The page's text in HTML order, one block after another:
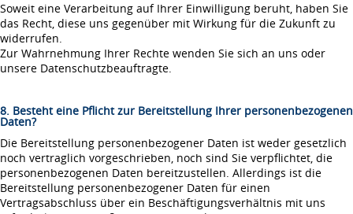
Soweit eine Verarbeitung auf Ihrer Einwilligung beruht, haben Sie
das Recht, diese uns gegenüber mit Wirkung für die Zukunft zu
widerrufen.
Zur Wahrnehmung Ihrer Rechte wenden Sie sich an uns oder
unsere Datenschutzbeauftragte.
8. Besteht eine Pflicht zur Bereitstellung Ihrer personenbezogenen
Daten?
Die Bereitstellung personenbezogener Daten ist weder gesetzlich
noch vertraglich vorgeschrieben, noch sind Sie verpflichtet, die
personenbezogenen Daten bereitzustellen. Allerdings ist die
Bereitstellung personenbezogener Daten für einen
Vertragsabschluss über ein Beschäftigungsverhältnis mit uns